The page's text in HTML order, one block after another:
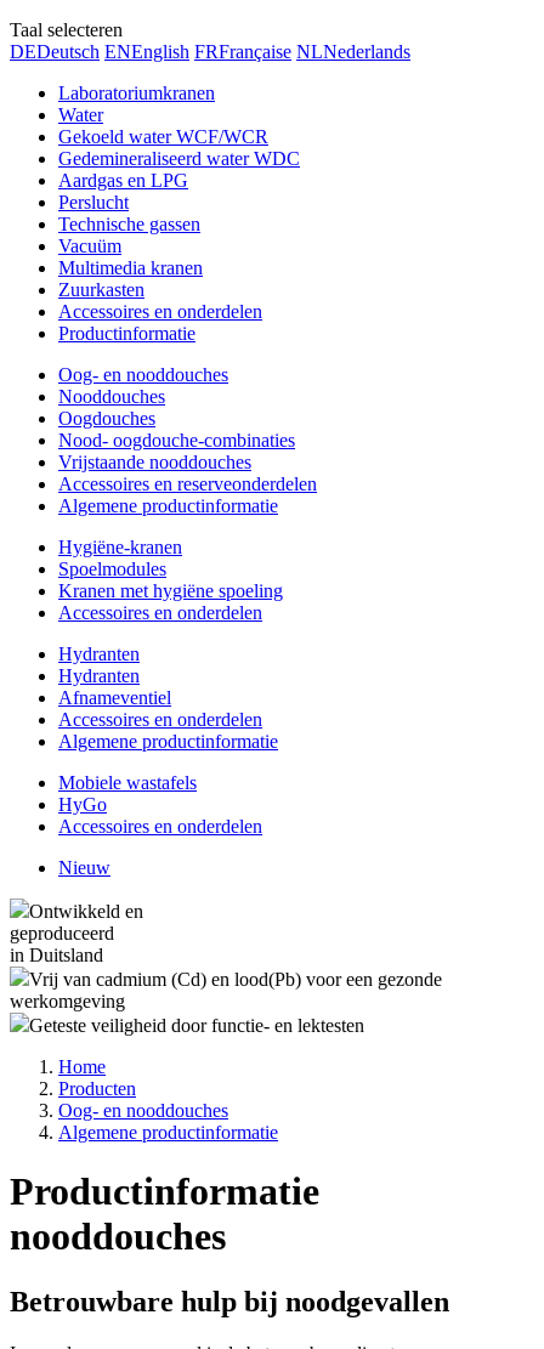
Taal selecteren
DEDeutsch ENEnglish FRFrançaise NLNederlands
Laboratoriumkranen
Water
Gekoeld water WCF/WCR
Gedemineraliseerd water WDC
Aardgas en LPG
Perslucht
Technische gassen
Vacuüm
Multimedia kranen
Zuurkasten
Accessoires en onderdelen
Productinformatie
Oog- en nooddouches
Nooddouches
Oogdouches
Nood- oogdouche-combinaties
Vrijstaande nooddouches
Accessoires en reserveonderdelen
Algemene productinformatie
Hygiëne-kranen
Spoelmodules
Kranen met hygiëne spoeling
Accessoires en onderdelen
Hydranten
Hydranten
Afnameventiel
Accessoires en onderdelen
Algemene productinformatie
Mobiele wastafels
HyGo
Accessoires en onderdelen
Nieuw
Ontwikkeld en
geproduceerd
in Duitsland
Vrij van cadmium (Cd) en lood(Pb) voor een gezonde
werkomgeving
Geteste veiligheid door functie- en lektesten
Home
Producten
Oog- en nooddouches
Algemene productinformatie
Productinformatie
nooddouches
Betrouwbare hulp bij noodgevallen